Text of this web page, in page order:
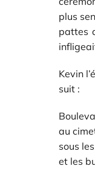
plus
pattes
Kevin
suit :
au
sous
et les